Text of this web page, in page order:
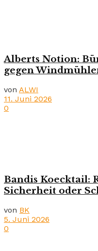
Alberts Notion:
gegen
von ALWI
11. Juni 2026
0
Bandis Koecktail:
Sicherheit oder
von BK
5. Juni 2026
0